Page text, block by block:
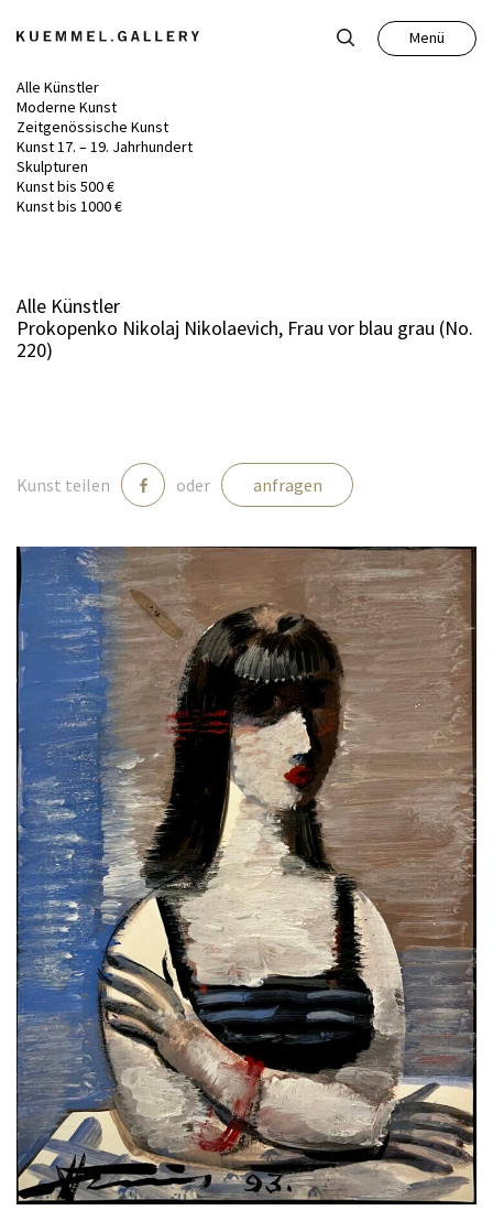
Kunst
Auktion
Über uns
Medien
Kontakt
einloggen
Menü
Alle Künstler
Moderne Kunst
Zeitgenössische Kunst
Kunst 17. – 19. Jahrhundert
Skulpturen
Kunst bis 500 €
Kunst bis 1000 €
Alle Künstler
Prokopenko Nikolaj Nikolaevich, Frau vor blau grau (No.
220)
Kunst teilen oder anfragen